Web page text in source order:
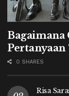
Bagaimana
Pertanyaan
0 SHARES
Risa